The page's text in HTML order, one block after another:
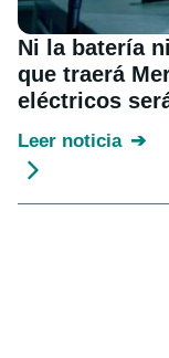
Ni la batería
que traerá
eléctricos
Leer noticia